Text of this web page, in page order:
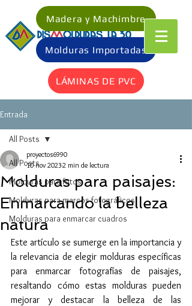
Madera y Machimbre
Molduras Importadas
LÁMINAS DE PVC
Entrada
All Posts
Molduras para fotos
Molduras para marcos fotográficos
Molduras para enmarcar cuadros
All Posts
Molduras para paisajes:
Enmarcando la belleza
natura
proyectos6990
10 nov 20232 min de lectura
Este artículo se sumerge en la importancia y
la relevancia de elegir molduras específicas
para enmarcar fotografías de paisajes,
resaltando cómo estas molduras pueden
mejorar y destacar la belleza de las